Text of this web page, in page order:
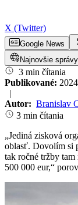
X (Twitter)
Google News
Najnovšie správy
3 min čítania
Publikované:
|
Autor: Branislav
3 min čítania
„Jediná zisková
oblasť. Dovolím si
tak ročné tržby tam
500 000 eur,“